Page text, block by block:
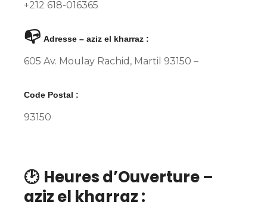
+212 618-016365
📭 Adresse – aziz el kharraz :
605 Av. Moulay Rachid, Martil 93150 –
Code Postal :
93150
🕑 Heures d’Ouverture –
aziz el kharraz :